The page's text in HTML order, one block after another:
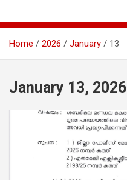
Home 2026 January 13
January 13, 2026